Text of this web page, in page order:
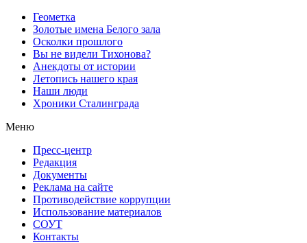
Геометка
Золотые имена Белого зала
Осколки прошлого
Вы не видели Тихонова?
Анекдоты от истории
Летопись нашего края
Наши люди
Хроники Сталинграда
Меню
Пресс-центр
Редакция
Документы
Реклама на сайте
Противодействие коррупции
Использование материалов
СОУТ
Контакты